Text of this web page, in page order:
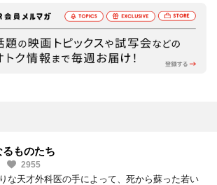
るものたち
2955
な天才外科医の手によって、死から蘇った若い